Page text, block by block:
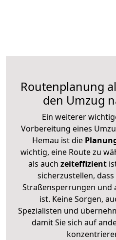
Routenplanung
den Umzug
Ein weiterer
Vorbereitung eines
Hemau ist die
wichtig, eine Route zu
als auch zeiteffizient
sicherzustellen,
Straßensperrungen und
ist. Keine Sorgen,
Spezialisten und
damit Sie sich auf